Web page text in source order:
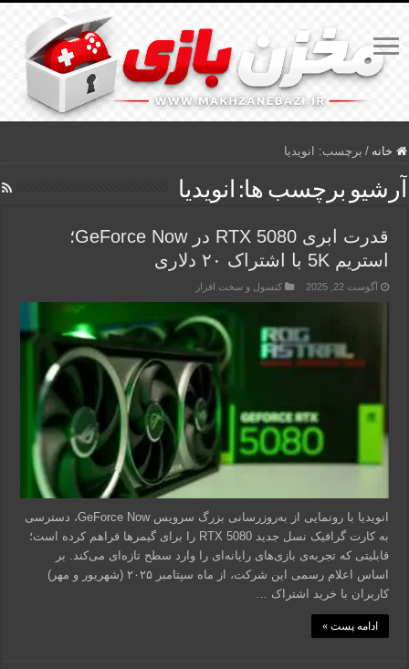
خانه / برچسب: انویدیا
آرشیو برچسب ها: انویدیا
قدرت ابری RTX 5080 در GeForce Now؛
استریم 5K با اشتراک ۲۰ دلاری
آگوست 22, 2025 کنسول و سخت افزار
انویدیا با رونمایی از به‌روزرسانی بزرگ سرویس GeForce Now، دسترسی
به کارت گرافیک نسل جدید RTX 5080 را برای گیمرها فراهم کرده است؛
قابلیتی که تجربه‌ی بازی‌های رایانه‌ای را وارد سطح تازه‌ای می‌کند. بر
اساس اعلام رسمی این شرکت، از ماه سپتامبر ۲۰۲۵ (شهریور و مهر)
کاربران با خرید اشتراک …
ادامه پست »